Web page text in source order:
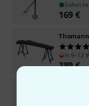
Sofort
169 €
Thomann
In 9–12
389€